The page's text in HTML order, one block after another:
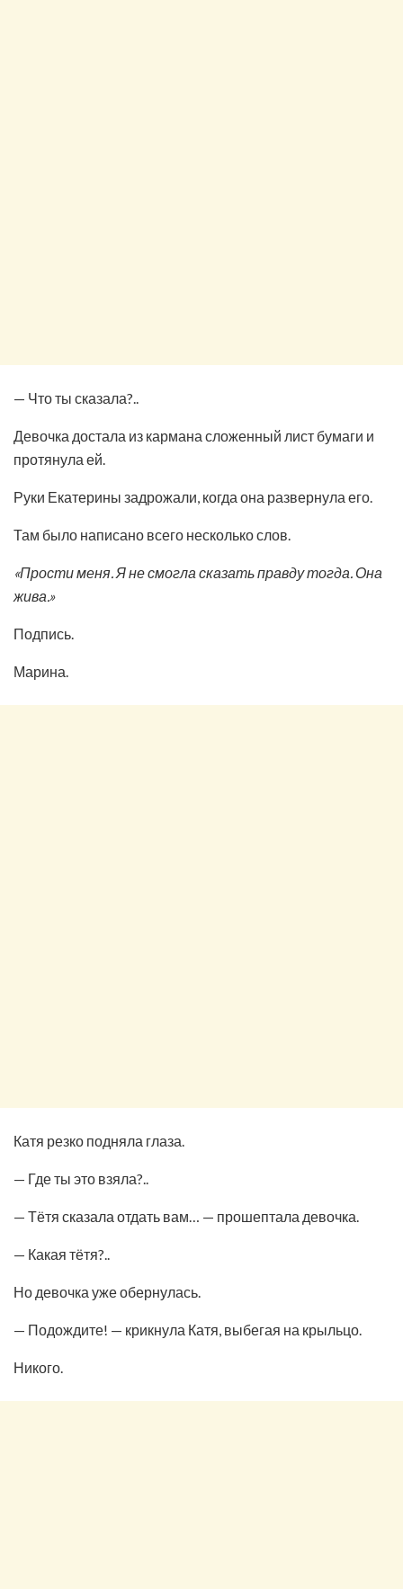
— Что ты сказала?..
Девочка достала из кармана сложенный лист бумаги и
протянула ей.
Руки Екатерины задрожали, когда она развернула его.
Там было написано всего несколько слов.
«Прости меня. Я не смогла сказать правду тогда. Она
жива.»
Подпись.
Марина.
Катя резко подняла глаза.
— Где ты это взяла?..
— Тётя сказала отдать вам… — прошептала девочка.
— Какая тётя?..
Но девочка уже обернулась.
— Подождите! — крикнула Катя, выбегая на крыльцо.
Никого.